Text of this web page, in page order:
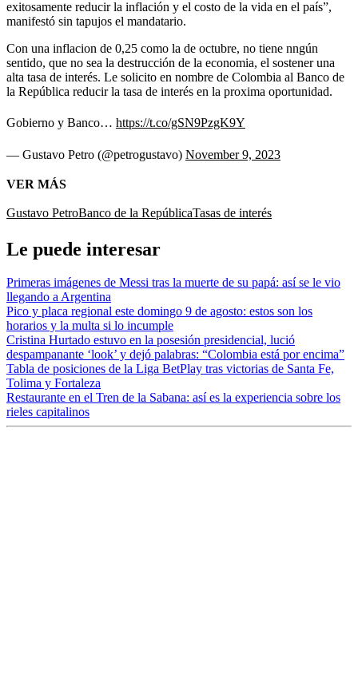
exitosamente reducir la inflación y el costo de la vida en el país”,
manifestó sin tapujos el mandatario.
Con una inflacion de 0,25 como la de octubre, no tiene nngún
sentido, que no sea la destrucción de la economia, el sostener una
alta tasa de interés. Le solicito en nombre de Colombia al Banco de
la República reducir la tasa de interés en la proxima oportunidad.
Gobierno y Banco… https://t.co/gSN9PzgK9Y
— Gustavo Petro (@petrogustavo) November 9, 2023
VER MÁS
Gustavo PetroBanco de la RepúblicaTasas de interés
Le puede interesar
Primeras imágenes de Messi tras la muerte de su papá: así se le vio
llegando a Argentina
Pico y placa regional este domingo 9 de agosto: estos son los
horarios y la multa si lo incumple
Cristina Hurtado estuvo en la posesión presidencial, lució
despampanante ‘look’ y dejó palabras: “Colombia está por encima”
Tabla de posiciones de la Liga BetPlay tras victorias de Santa Fe,
Tolima y Fortaleza
Restaurante en el Tren de la Sabana: así es la experiencia sobre los
rieles capitalinos